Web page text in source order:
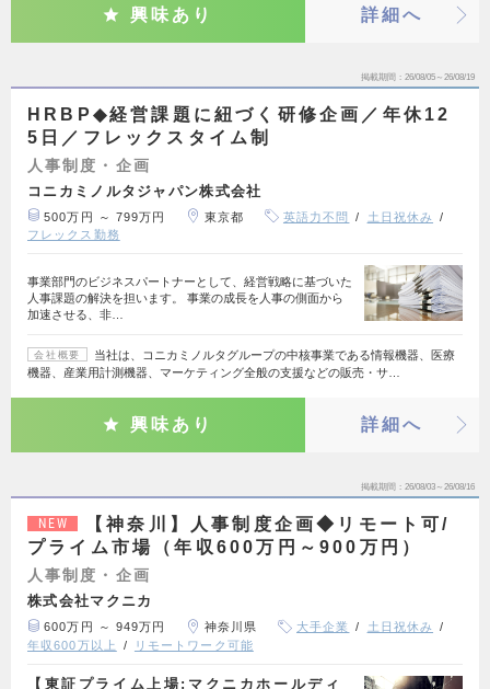
興味あり 詳細へ
掲載期間 26/08/05～26/08/19
HRBP◆経営課題に紐づく研修企画／年休12
5日／フレックスタイム制
人事制度・企画
コニカミノルタジャパン株式会社
500万円 ～ 799万円 東京都 英語力不問
土日祝休み
フレックス勤務
事業部門のビジネスパートナーとして、経営戦略に基づいた
人事課題の解決を担います。 事業の成長を人事の側面から
加速させる、非…
会社概要
当社は、コニカミノルタグループの中核事業である情報機器、医療
機器、産業用計測機器、マーケティング全般の支援などの販売・サ…
興味あり 詳細へ
掲載期間 26/08/03～26/08/16
NEW
【神奈川】人事制度企画◆リモート可/
プライム市場（年収600万円～900万円）
人事制度・企画
株式会社マクニカ
600万円 ～ 949万円 神奈川県 大手企業
土日祝休み
年収600万以上
リモートワーク可能
【東証プライム上場:マクニカホールディ